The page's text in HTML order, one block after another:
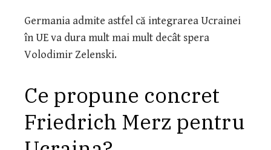
Germania admite astfel că integrarea Ucrainei
în UE va dura mult mai mult decât spera
Volodimir Zelenski.
Ce propune concret
Friedrich Merz pentru